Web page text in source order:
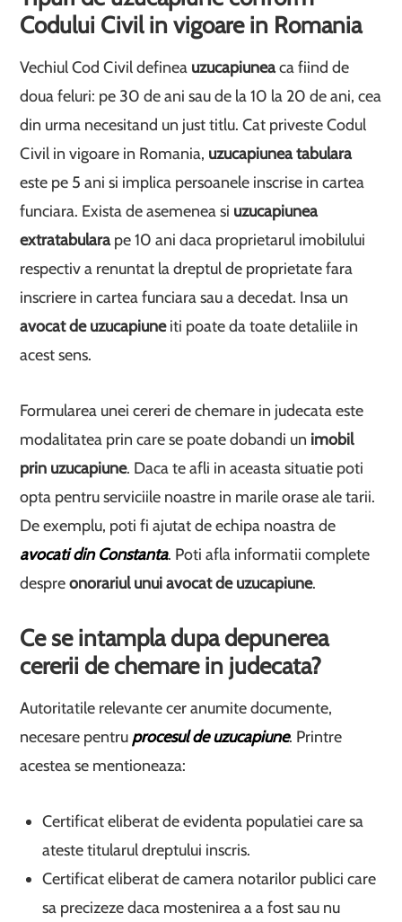
Codului Civil in vigoare in Romania
Vechiul Cod Civil definea uzucapiuneaca fiind de
doua feluri: pe 30 de ani sau de la 10 la 20 de ani, cea
din urma necesitand un just titlu. Cat priveste Codul
Civil in vigoare in Romania, uzucapiunea tabulara
este pe 5 ani si implica persoanele inscrise in cartea
funciara. Exista de asemenea si uzucapiunea
extratabularape 10 ani daca proprietarul imobilului
respectiv a renuntat la dreptul de proprietate fara
inscriere in cartea funciara sau a decedat. Insa un
avocat de uzucapiuneiti poate da toate detaliile in
acest sens.
Formularea unei cereri de chemare in judecata este
modalitatea prin care se poate dobandi un imobil
prin uzucapiune. Daca te afli in aceasta situatie poti
opta pentru serviciile noastre in marile orase ale tarii.
De exemplu, poti fi ajutat de echipa noastra de
avocati din Constanta. Poti afla informatii complete
despreonorariul unui avocat de uzucapiune.
Ce se intampla dupa depunerea
cererii de chemare in judecata?
Autoritatile relevante cer anumite documente,
necesare pentru procesul de uzucapiune. Printre
acestea se mentioneaza:
Certificat eliberat de evidenta populatiei care sa
ateste titularul dreptului inscris.
Certificat eliberat de camera notarilor publici care
sa precizeze daca mostenirea a a fost sau nu